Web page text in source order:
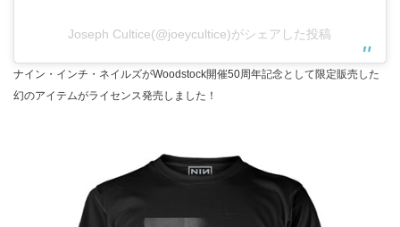
Joseph Cultice(@joeycultice)がシェアした投稿
ナイン・インチ・ネイルズがWoodstock開催50周年記念として限定販売した
幻のアイテムがライセンス発売しました！